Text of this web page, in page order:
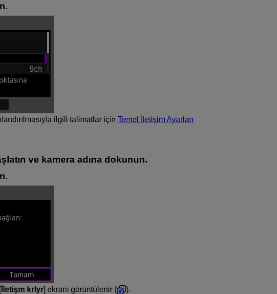
ilgili talimatlar için Temel İletişim Ayarları
ve kamera adına dokunun.
İletişm krlyr] ekranı görüntülenir ( ).